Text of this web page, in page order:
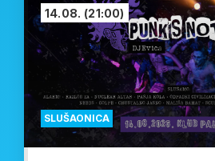
SLUŠAONICA
14.08. (21:00)